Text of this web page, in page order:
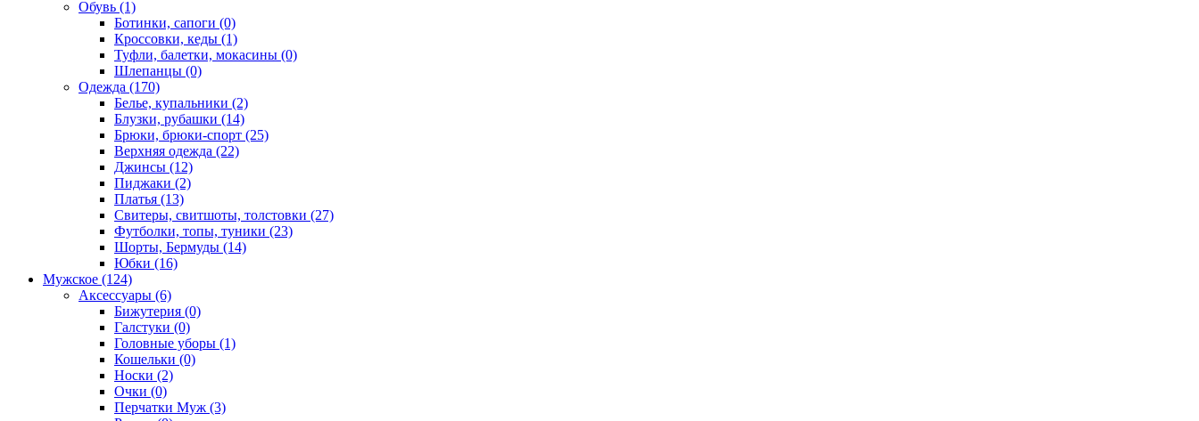
Обувь (1)
Ботинки, сапоги (0)
Кроссовки, кеды (1)
Туфли, балетки, мокасины (0)
Шлепанцы (0)
Одежда (170)
Белье, купальники (2)
Блузки, рубашки (14)
Брюки, брюки-спорт (25)
Верхняя одежда (22)
Джинсы (12)
Пиджаки (2)
Платья (13)
Свитеры, свитшоты, толстовки (27)
Футболки, топы, туники (23)
Шорты, Бермуды (14)
Юбки (16)
Мужское (124)
Аксессуары (6)
Бижутерия (0)
Галстуки (0)
Головные уборы (1)
Кошельки (0)
Носки (2)
Очки (0)
Перчатки Муж (3)